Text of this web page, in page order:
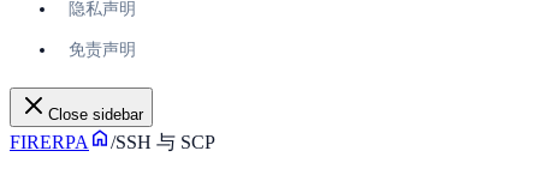
隐私声明
免责声明
Close sidebar
FIRERPA /SSH 与 SCP